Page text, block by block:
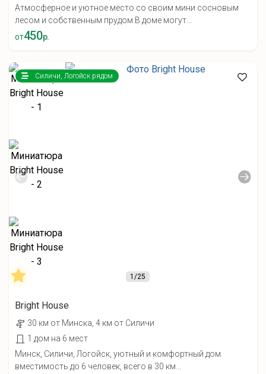
Атмосферное и уютное место со своим мини сосновым
лесом и собственным прудом.В доме могут...
от450р.
1/25
Силичи, Логойск рядом
Bright House
30 км от Минска, 4 км от Силичи
1 дом на 6 мест
Минск, Силичи, Логойск, уютный и комфортный дом
вместимость до 6 человек, всего в 30 км...